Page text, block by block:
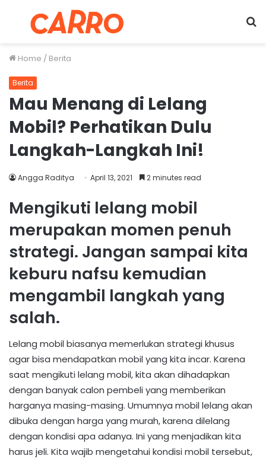
Menu
Home / Berita
Berita
Mau Menang di Lelang
Mobil? Perhatikan Dulu
Langkah-Langkah Ini!
Angga Raditya April 13, 2021 2 minutes read
Mengikuti lelang mobil
merupakan momen penuh
strategi. Jangan sampai kita
keburu nafsu kemudian
mengambil langkah yang
salah.
Lelang mobil biasanya memerlukan strategi khusus
agar bisa mendapatkan mobil yang kita incar. Karena
saat mengikuti lelang mobil, kita akan dihadapkan
dengan banyak calon pembeli yang memberikan
harganya masing-masing. Umumnya mobil lelang akan
dibuka dengan harga yang murah, karena dilelang
dengan kondisi apa adanya. Ini yang menjadikan kita
harus jeli. Kita wajib mengetahui kondisi mobil tersebut,